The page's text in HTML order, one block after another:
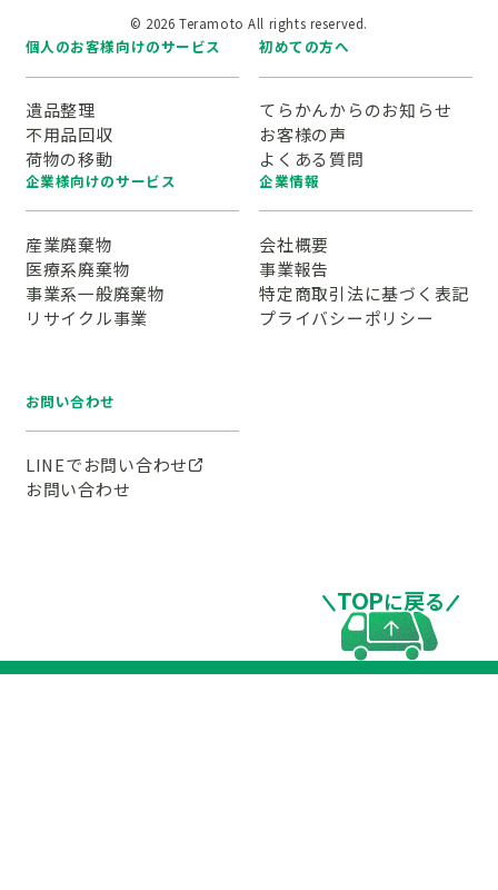
© 2026 Teramoto All rights reserved.
個人のお客様向けのサービス
遺品整理
不用品回収
荷物の移動
企業様向けのサービス
産業廃棄物
医療系廃棄物
事業系一般廃棄物
リサイクル事業
初めての方へ
てらかんからのお知らせ
お客様の声
よくある質問
企業情報
会社概要
事業報告
特定商取引法に基づく表記
プライバシーポリシー
お問い合わせ
LINEでお問い合わせ
お問い合わせ
TOPに戻る